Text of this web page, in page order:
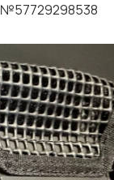
№57729298538